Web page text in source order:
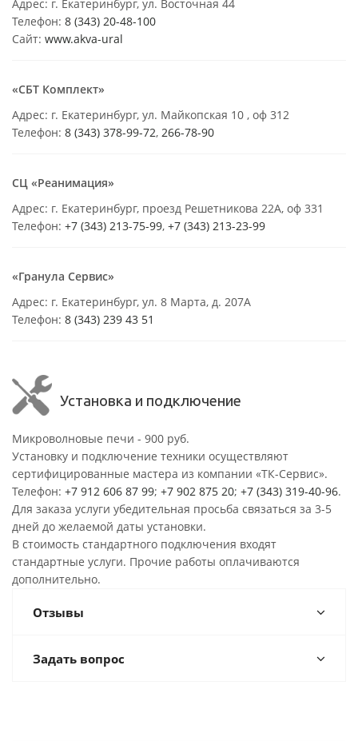
Адрес: г. Екатеринбург, ул. Восточная 44
Телефон: 8 (343) 20-48-100
Сайт: www.akva-ural
«СБТ Комплект»
Адрес: г. Екатеринбург, ул. Майкопская 10 , оф 312
Телефон: 8 (343) 378-99-72, 266-78-90
СЦ «Реанимация»
Адрес: г. Екатеринбург, проезд Решетникова 22А, оф 331
Телефон: +7 (343) 213-75-99, +7 (343) 213-23-99
«Гранула Сервис»
Адрес: г. Екатеринбург, ул. 8 Марта, д. 207А
Телефон: 8 (343) 239 43 51
Установка и подключение
Микроволновые печи - 900 руб.
Установку и подключение техники осуществляют
сертифицированные мастера из компании «ТК-Сервис».
Телефон: +7 912 606 87 99; +7 902 875 20; +7 (343) 319-40-96.
Для заказа услуги убедительная просьба связаться за 3-5
дней до желаемой даты установки.
В стоимость стандартного подключения входят
стандартные услуги. Прочие работы оплачиваются
дополнительно.
Отзывы
Задать вопрос